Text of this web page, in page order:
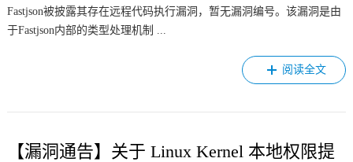
Fastjson被披露其存在远程代码执行漏洞，暂无漏洞编号。该漏洞是由
于Fastjson内部的类型处理机制 ...
阅读全文
【漏洞通告】关于 Linux Kernel 本地权限提